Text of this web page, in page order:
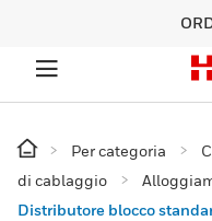
Per categoria
di cablaggio
Distributore blocco